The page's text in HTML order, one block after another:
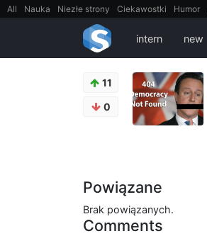
All Nauka Niezłe strony Ciekawostki Humor
FilmyDokumentalne
intern new
11
0
Powiązane
Brak powiązanych.
Comments